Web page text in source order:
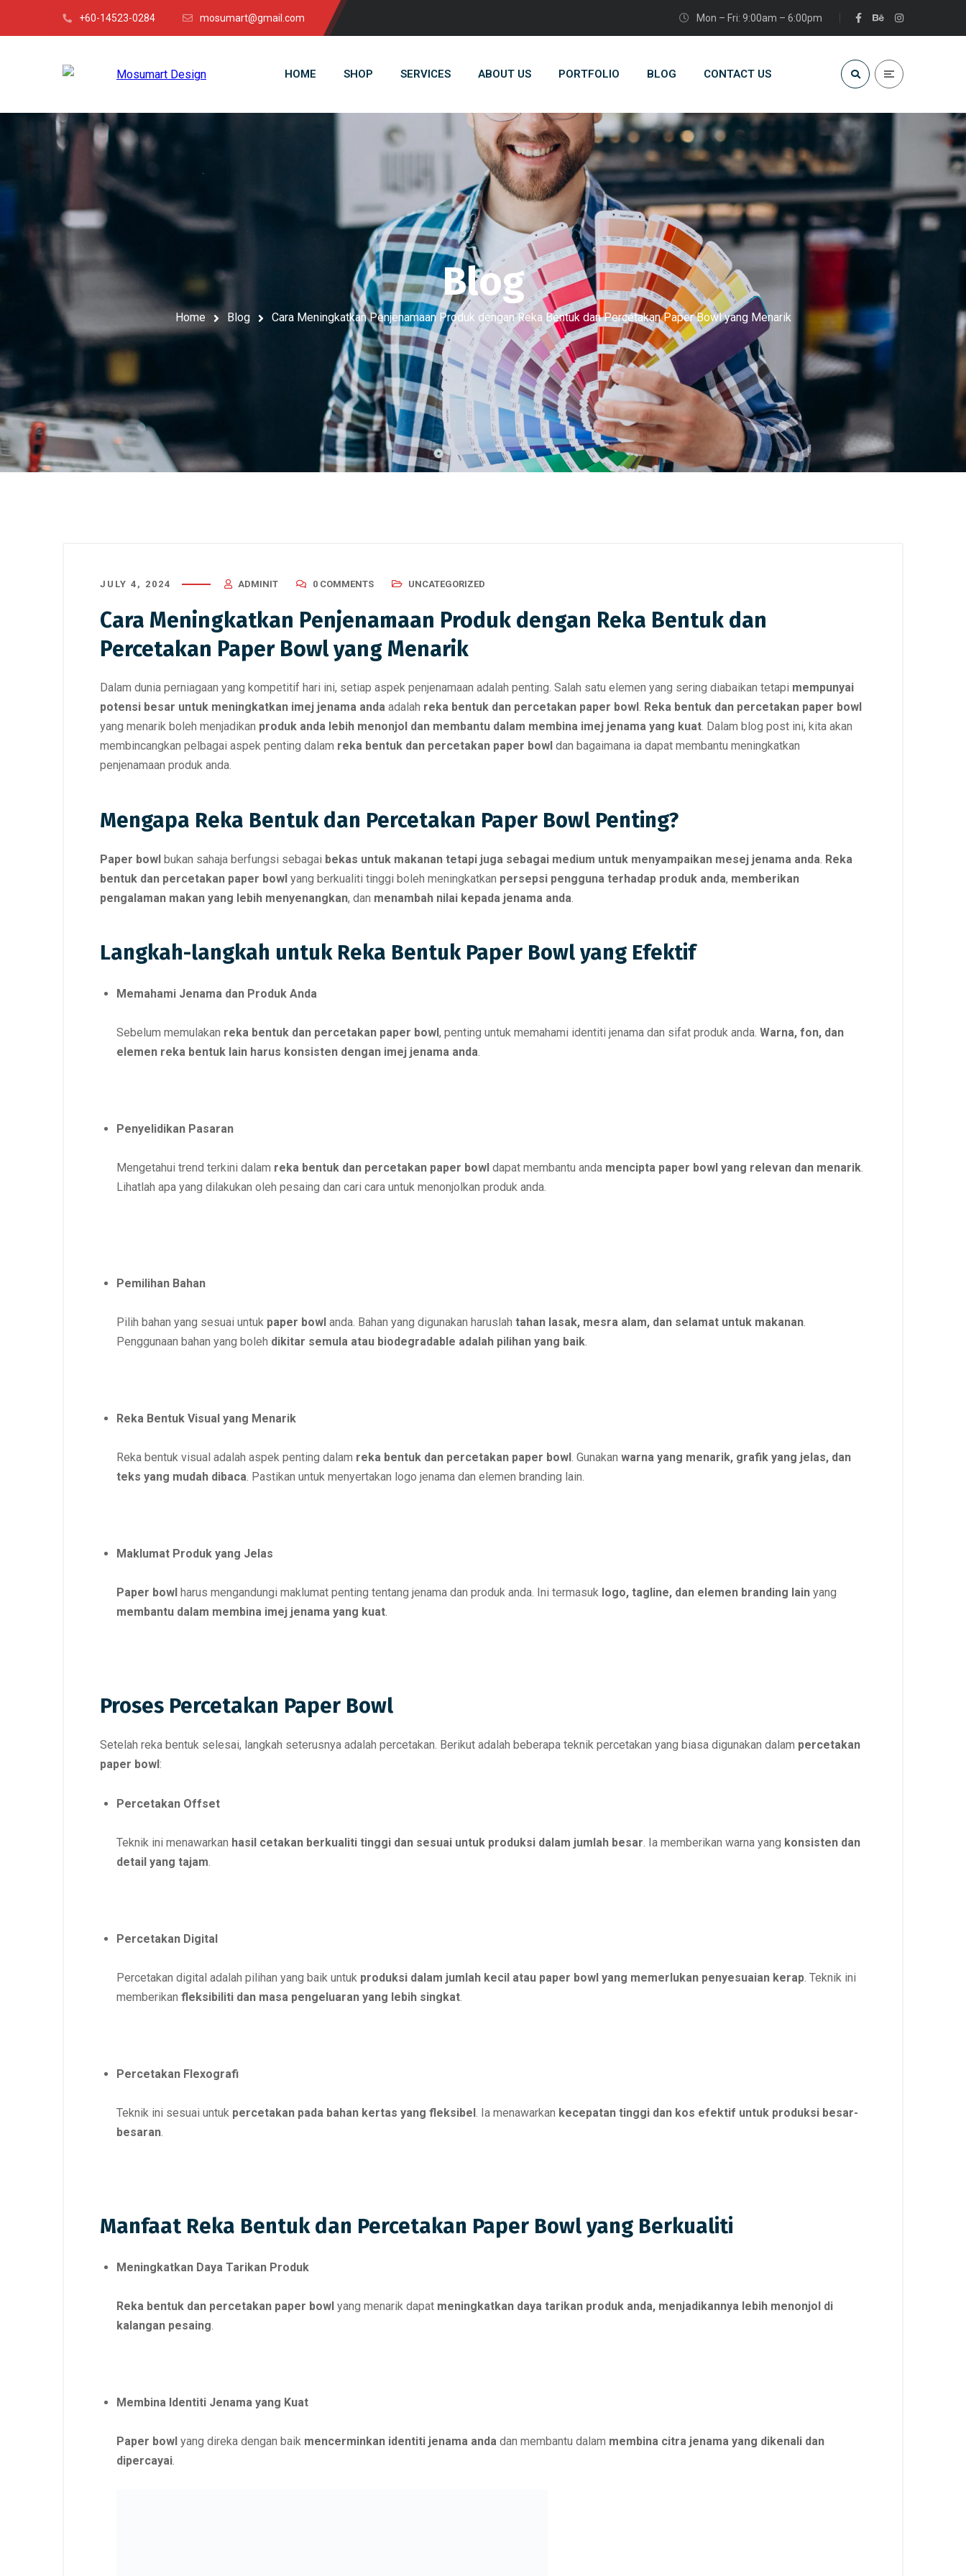
+60-14523-0284 mosumart@gmail.com Mon – Fri: 9:00am – 6:00pm
HOME SHOP SERVICES ABOUT US PORTFOLIO BLOG CONTACT US
Blog
Home Blog Cara Meningkatkan Penjenamaan Produk dengan Reka Bentuk dan Percetakan Paper Bowl yang Menarik
JULY 4, 2024 ADMINIT 0 COMMENTS UNCATEGORIZED
Cara Meningkatkan Penjenamaan Produk dengan Reka Bentuk dan
Percetakan Paper Bowl yang Menarik
Dalam dunia perniagaan yang kompetitif hari ini, setiap aspek penjenamaan adalah penting. Salah satu elemen yang sering diabaikan tetapi mempunyai
potensi besar untuk meningkatkan imej jenama anda adalah reka bentuk dan percetakan paper bowl. Reka bentuk dan percetakan paper bowl
yang menarik boleh menjadikan produk anda lebih menonjol dan membantu dalam membina imej jenama yang kuat. Dalam blog post ini, kita akan
membincangkan pelbagai aspek penting dalam reka bentuk dan percetakan paper bowl dan bagaimana ia dapat membantu meningkatkan
penjenamaan produk anda.
Mengapa Reka Bentuk dan Percetakan Paper Bowl Penting?
Paper bowl bukan sahaja berfungsi sebagai bekas untuk makanan tetapi juga sebagai medium untuk menyampaikan mesej jenama anda Reka
bentuk dan percetakan paper bowl yang berkualiti tinggi boleh meningkatkan persepsi pengguna terhadap produk anda, memberikan
pengalaman makan yang lebih menyenangkan, dan menambah nilai kepada jenama anda
Langkah-langkah untuk Reka Bentuk Paper Bowl yang Efektif
Memahami Jenama dan Produk Anda
Sebelum memulakan reka bentuk dan percetakan paper bowl, penting untuk memahami identiti jenama dan sifat produk anda. Warna, fon, dan
elemen reka bentuk lain harus konsisten dengan imej jenama anda.
Penyelidikan Pasaran
Mengetahui trend terkini dalam reka bentuk dan percetakan paper bowl dapat membantu anda mencipta paper bowl yang relevan dan menarik.
Lihatlah apa yang dilakukan oleh pesaing dan cari cara untuk menonjolkan produk anda.
Pemilihan Bahan
Pilih bahan yang sesuai untuk paper bowl anda. Bahan yang digunakan haruslah tahan lasak, mesra alam, dan selamat untuk makanan.
Penggunaan bahan yang boleh dikitar semula atau biodegradable adalah pilihan yang baik.
Reka Bentuk Visual yang Menarik
Reka bentuk visual adalah aspek penting dalam reka bentuk dan percetakan paper bowl. Gunakan warna yang menarik, grafik yang jelas, dan
teks yang mudah dibaca. Pastikan untuk menyertakan logo jenama dan elemen branding lain.
Maklumat Produk yang Jelas
Paper bowl harus mengandungi maklumat penting tentang jenama dan produk anda. Ini termasuk logo, tagline, dan elemen branding lain yang
membantu dalam membina imej jenama yang kuat.
Proses Percetakan Paper Bowl
Setelah reka bentuk selesai, langkah seterusnya adalah percetakan. Berikut adalah beberapa teknik percetakan yang biasa digunakan dalam percetakan
paper bowl :
Percetakan Offset
Teknik ini menawarkan hasil cetakan berkualiti tinggi dan sesuai untuk produksi dalam jumlah besar. Ia memberikan warna yang konsisten dan
detail yang tajam.
Percetakan Digital
Percetakan digital adalah pilihan yang baik untuk produksi dalam jumlah kecil atau paper bowl yang memerlukan penyesuaian kerap. Teknik ini
memberikan fleksibiliti dan masa pengeluaran yang lebih singkat.
Percetakan Flexografi
Teknik ini sesuai untuk percetakan pada bahan kertas yang fleksibel . Ia menawarkan kecepatan tinggi dan kos efektif untuk produksi besar-
besaran.
Manfaat Reka Bentuk dan Percetakan Paper Bowl yang Berkualiti
Meningkatkan Daya Tarikan Produk
Reka bentuk dan percetakan paper bowl yang menarik dapat meningkatkan daya tarikan produk anda, menjadikannya lebih menonjol di
kalangan pesaing.
Membina Identiti Jenama yang Kuat
Paper bowl yang direka dengan baik mencerminkan identiti jenama anda dan membantu dalam membina citra jenama yang dikenali dan
dipercayai.